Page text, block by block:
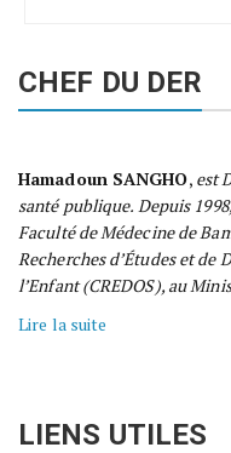
CHEF DU DER
Hamadoun SANGHO, est
santé publique. Depuis
Faculté de Médecine de
Recherches d’Études et
l’Enfant (CREDOS), au
Lire la suite
LIENS UTILES